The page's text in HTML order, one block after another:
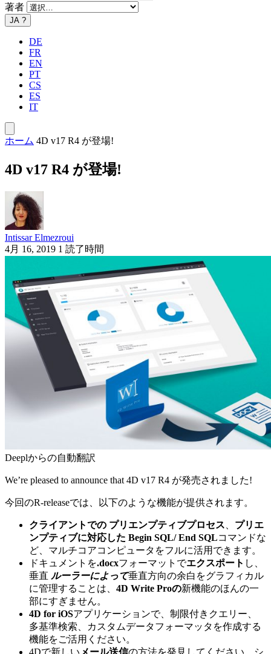
著者
JA ?
DE
FR
EN
PT
CS
ES
IT
ホーム 4D v17 R4 が登場!
4D v17 R4 が登場!
Intissar Elmezroui
4月 16, 2019 1 読了時間
Deeplからの自動翻訳
We’re pleased to announce that 4D v17 R4 が発売されました!
今回のR-releaseでは、以下のような機能が提供されます。
クライアントでの プリエンプティブプロセス
プリエ
ンプティブに対応した Begin SQL/ End SQLコマンドな
ど、マルチコアコンピュータをフルに活用できます。
ドキュメントを.docxフォーマットでエクスポート し、
垂直 ルーラーによって垂直方向の余白をグラフィカル
に管理することは、 4D Write Proの新機能のほんの一
部にすぎません。
4D for iOSアプリケーションで、制限付きクエリー、
多基準検索、カスタムデータフォーマッタを作成する
機能をご活用ください。
4Dで新しい メール送信の方法を発見してください。シ